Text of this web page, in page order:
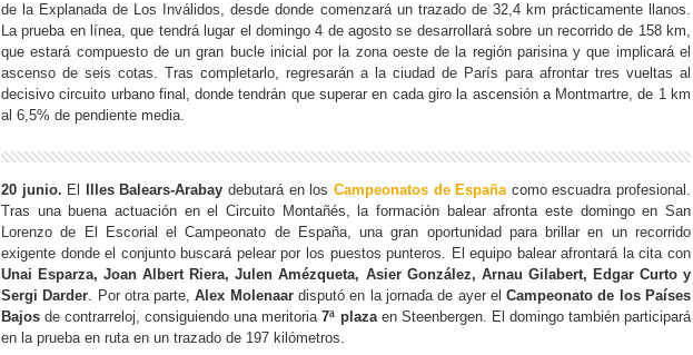
de la Explanada de Los Inválidos, desde donde comenzará un trazado de 32,4 km prácticamente llanos.
La prueba en línea, que tendrá lugar el domingo 4 de agosto se desarrollará sobre un recorrido de 158 km,
que estará compuesto de un gran bucle inicial por la zona oeste de la región parisina y que implicará el
ascenso de seis cotas. Tras completarlo, regresarán a la ciudad de París para afrontar tres vueltas al
decisivo circuito urbano final, donde tendrán que superar en cada giro la ascensión a Montmartre, de 1 km
al 6,5% de pendiente media.
20 junio. El Illes Balears-Arabay debutará en los Campeonatos de Españacomo escuadra profesional.
Tras una buena actuación en el Circuito Montañés, la formación balear afronta este domingo en San
Lorenzo de El Escorial el Campeonato de España, una gran oportunidad para brillar en un recorrido
exigente donde el conjunto buscará pelear por los puestos punteros. El equipo balear afrontará la cita con
Unai Esparza, Joan Albert Riera, Julen Amézqueta, Asier González, Arnau Gilabert, Edgar Curto y
Sergi Darder. Por otra parte,Alex Molenaardisputó en la jornada de ayer elCampeonato de los Países
Bajos de contrarreloj, consiguiendo una meritoria7ª plazaen Steenbergen. El domingo también participará
en la prueba en ruta en un trazado de 197 kilómetros.